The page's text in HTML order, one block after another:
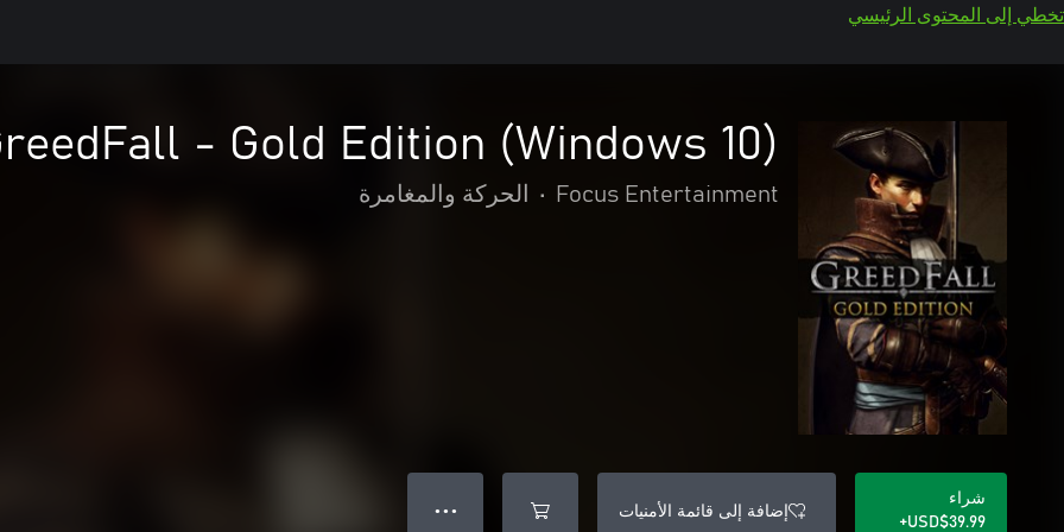
تخطي إلى المحتوى الرئيسي
- Gold Edition (Windows 10)
Focus Entertainment
• الحركة والمغامرة
شراء
USD$39.99+
إضافة إلى قائمة الأمنيات ● ● ●